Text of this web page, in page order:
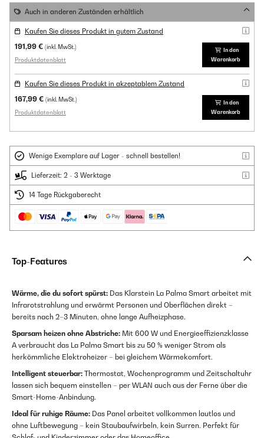
Auch in anderen Zuständen erhältlich
Kaufen Sie dieses Produkt in gutem Zustand
191,99 € (inkl. MwSt.)
Produktdatenblatt
In den
Warenkorb
Kaufen Sie dieses Produkt in akzeptablem Zustand
167,99 € (inkl. MwSt.)
Produktdatenblatt
In den
Warenkorb
Wenige Exemplare auf Lager - schnell bestellen!
Lieferzeit: 2 - 3 Werktage
14 Tage Rückgaberecht
Top-Features
Wärme, die du sofort spürst: Das Klarstein La Palma Smart arbeitet mit
Infrarotstrahlung und erwärmt Personen und Oberflächen direkt –
bereits nach 2–3 Minuten, ohne lange Aufheizphase.
Sparsam heizen ohne Abstriche: Mit 600 W und Energieeffizienzklasse
A verbraucht das La Palma Smart bis zu 50 % weniger Strom als
herkömmliche Elektroheizer – bei gleichem Wärmekomfort.
Intelligent steuerbar: Thermostat, Wochenprogramm und Zeitschaltuhr
lassen sich bequem einstellen – per WLAN auch aus der Ferne über die
Smart-Home-Anbindung.
Ideal für ruhige Räume: Das Panel arbeitet vollkommen lautlos und
ohne Luftbewegung – kein Staubaufwirbeln, kein Surren. Perfekt für